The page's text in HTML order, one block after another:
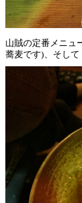
山賊の定番メニュ
蕎麦です)、そして